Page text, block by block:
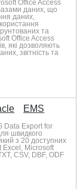
Office Access
даних, що
даних,
та
Office Access
які дозволяють
звітність та
EMS
Data Export for
швидкого
з 20 доступних
Excel, Microsoft
CSV, DBF, ODF